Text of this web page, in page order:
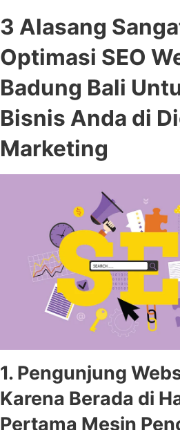
3 Alasang
Optimasi SEO
Badung Bali
Bisnis Anda di
Marketing
1. Pengunjung
Karena Berada di
Pertama Mesin